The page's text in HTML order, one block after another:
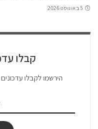
5 באוגוסט 2026
קבלו
הירשמו לקבלו